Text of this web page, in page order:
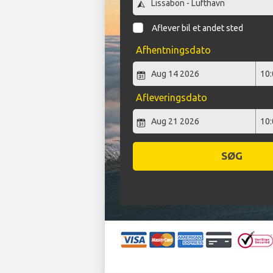
Aflever bil et andet sted
Afhentningsdato
Afleveringsdato
SØG